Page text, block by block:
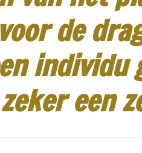
de
individu
zeker een